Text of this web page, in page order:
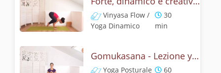
Vinyasa Flow /
Yoga Dinamico
30
min
Gomukasana - Lezione yoga con la storia del muso della vacca
Yoga Posturale
60